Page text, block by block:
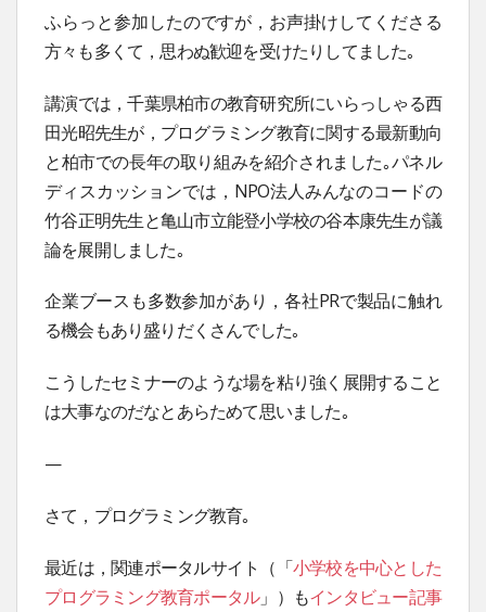
ふらっと参加したのですが，お声掛けしてくださる
方々も多くて，思わぬ歓迎を受けたりしてました｡
講演では，千葉県柏市の教育研究所にいらっしゃる西
田光昭先生が，プログラミング教育に関する最新動向
と柏市での長年の取り組みを紹介されました｡パネル
ディスカッションでは，NPO法人みんなのコードの
竹谷正明先生と亀山市立能登小学校の谷本康先生が議
論を展開しました｡
企業ブースも多数参加があり，各社PRで製品に触れ
る機会もあり盛りだくさんでした｡
こうしたセミナーのような場を粘り強く展開すること
は大事なのだなとあらためて思いました｡
—
さて，プログラミング教育｡
最近は，関連ポータルサイト（「小学校を中心とした
プログラミング教育ポータル」）もインタビュー記事